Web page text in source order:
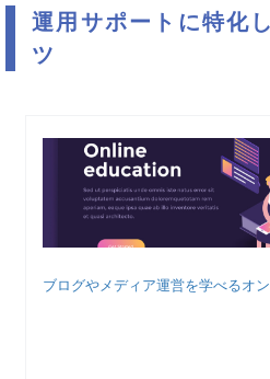
運用サポートに特化
ツ
ブログやメディア運営を学べるオ